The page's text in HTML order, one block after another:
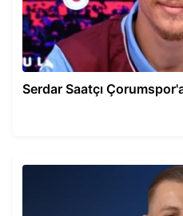
Serdar Saatçı